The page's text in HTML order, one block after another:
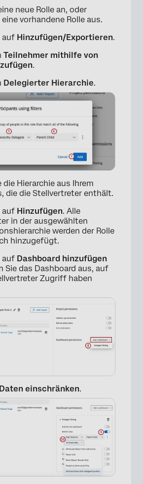
×
neue Rolle an, oder
vorhandene Rolle aus.
auf Hinzufügen/Exportieren.
Teilnehmer mithilfe von
.
Delegierter Hierarchie.
die Hierarchie aus Ihrem
die die Stellvertreter enthält.
auf Hinzufügen. Alle
in der ausgewählten
werden der Rolle
hinzugefügt.
auf Dashboard hinzufügen
Sie das Dashboard aus, auf
Zugriff haben
Daten einschränken.